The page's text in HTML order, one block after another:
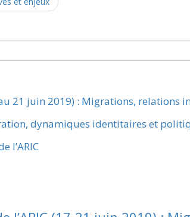
au 21 juin 2019) : Migrations,
dynamiques identitaires et
l’ARIC